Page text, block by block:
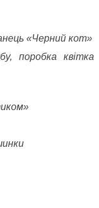
«Черний кот»
поробка квітка